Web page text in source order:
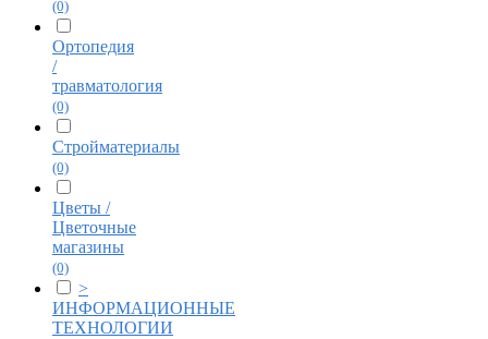
(0)
Ортопедия
/
травматология
(0)
Стройматериалы
(0)
Цветы /
Цветочные
магазины
(0)
>
ИНФОРМАЦИОННЫЕ
ТЕХНОЛОГИИ